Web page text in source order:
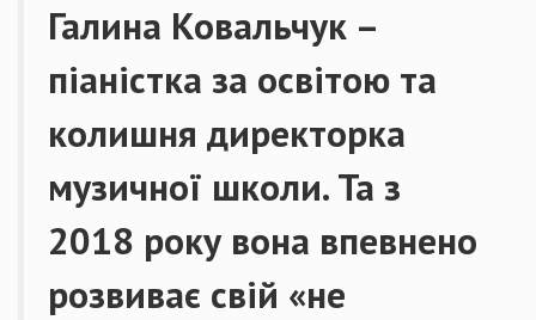
Галина Ковальчук –
піаністка за освітою та
колишня директорка
музичної школи. Та з
2018 року вона впевнено
розвиває свій «не